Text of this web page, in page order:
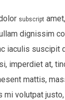
subscript
dignissim
iaculis suscipit
imperdiet at,
mattis,
mi volutpat